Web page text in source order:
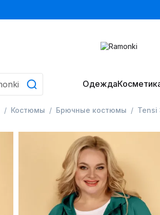
Одежда
Костюмы Брючные костюмы Tensi